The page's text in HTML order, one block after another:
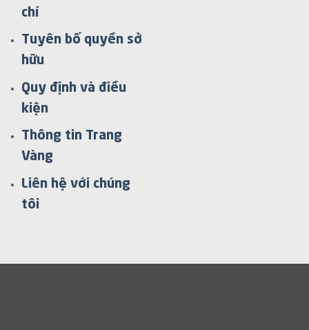
chí
Tuyên bố quyền sở
hữu
Quy định và điều
kiện
Thông tin Trang
Vàng
Liên hệ với chúng
tôi